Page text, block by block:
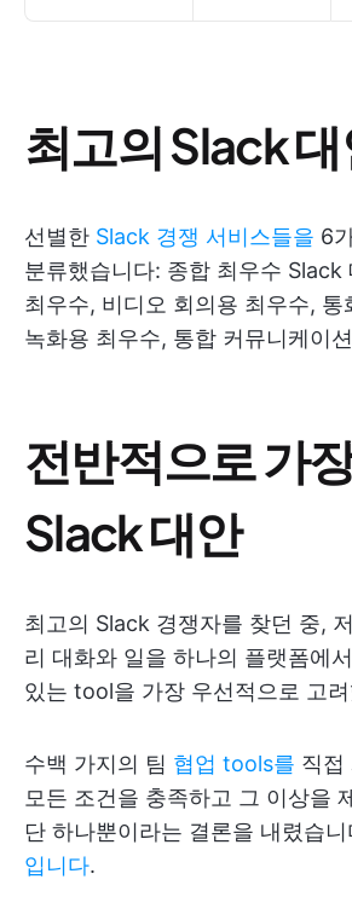
최고의 Slack
선별한 Slack 경쟁 서비스들을 6
분류했습니다: 종합 최우수 Slack
최우수, 비디오 회의용 최우수, 통
녹화용 최우수, 통합 커뮤니케이
전반적으로 가
Slack 대안
최고의 Slack 경쟁자를 찾던 중,
리 대화와 일을 하나의 플랫폼에
있는 tool을 가장 우선적으로 고
수백 가지의 팀 협업 tools를 직접
모든 조건을 충족하고 그 이상을
단 하나뿐이라는 결론을 내렸습니
입니다.